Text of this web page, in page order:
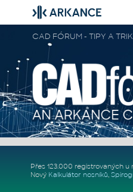
CAD FÓRUM - TIPY A
Přes 123.000 registrovaných u
Nový Kalkulátor nosníků,